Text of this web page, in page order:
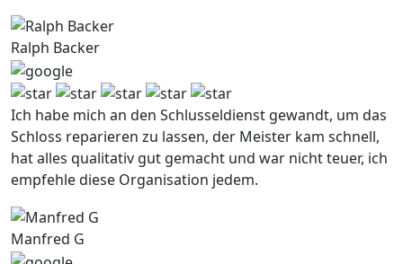
Ralph Backer
Ich habe mich an den Schlusseldienst gewandt, um das
Schloss reparieren zu lassen, der Meister kam schnell,
hat alles qualitativ gut gemacht und war nicht teuer, ich
empfehle diese Organisation jedem.
Manfred G